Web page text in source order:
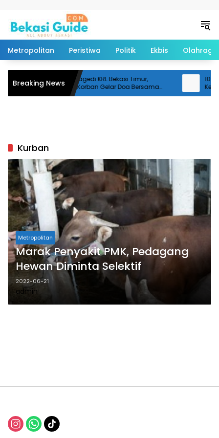
Metropolitan Peristiwa Politik Ekbis Olahraga
Breaking News100 Hari Tragedi KRL Bekasi Timur,
Keluarga Korban Gelar Doa Bersama
dan Tabur Bunga
100
Kurban
Metropolitan
Marak Penyakit PMK, Pedagang
Hewan Diminta Selektif
2022-06-21
admin